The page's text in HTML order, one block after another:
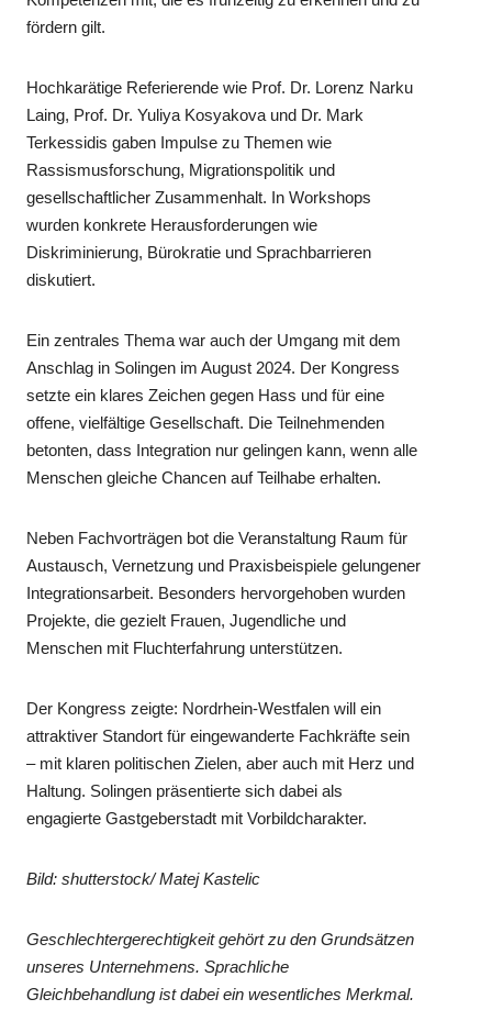
fördern gilt.
Hochkarätige Referierende wie Prof. Dr. Lorenz Narku
Laing, Prof. Dr. Yuliya Kosyakova und Dr. Mark
Terkessidis gaben Impulse zu Themen wie
Rassismusforschung, Migrationspolitik und
gesellschaftlicher Zusammenhalt. In Workshops
wurden konkrete Herausforderungen wie
Diskriminierung, Bürokratie und Sprachbarrieren
diskutiert.
Ein zentrales Thema war auch der Umgang mit dem
Anschlag in Solingen im August 2024. Der Kongress
setzte ein klares Zeichen gegen Hass und für eine
offene, vielfältige Gesellschaft. Die Teilnehmenden
betonten, dass Integration nur gelingen kann, wenn alle
Menschen gleiche Chancen auf Teilhabe erhalten.
Neben Fachvorträgen bot die Veranstaltung Raum für
Austausch, Vernetzung und Praxisbeispiele gelungener
Integrationsarbeit. Besonders hervorgehoben wurden
Projekte, die gezielt Frauen, Jugendliche und
Menschen mit Fluchterfahrung unterstützen.
Der Kongress zeigte: Nordrhein-Westfalen will ein
attraktiver Standort für eingewanderte Fachkräfte sein
– mit klaren politischen Zielen, aber auch mit Herz und
Haltung. Solingen präsentierte sich dabei als
engagierte Gastgeberstadt mit Vorbildcharakter.
Bild: shutterstock/ Matej Kastelic
Geschlechtergerechtigkeit gehört zu den Grundsätzen
unseres Unternehmens. Sprachliche
Gleichbehandlung ist dabei ein wesentliches Merkmal.